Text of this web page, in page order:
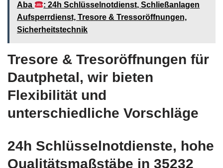
Aba
: 24h Schlüsselnotdienst, Schließanlagen
Aufsperrdienst, Tresore & Tressoröffnungen,
Sicherheitstechnik
Tresore & Tresoröffnungen für
Dautphetal, wir bieten
Flexibilität und
unterschiedliche Vorschläge
24h Schlüsselnotdienste, hohe
Qualitätsmaßstäbe in 35232